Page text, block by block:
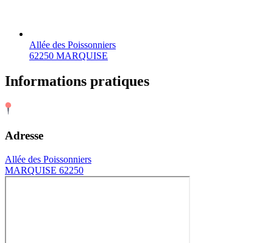
Allée des Poissonniers
62250 MARQUISE
Informations pratiques
Adresse
Allée des Poissonniers
MARQUISE 62250